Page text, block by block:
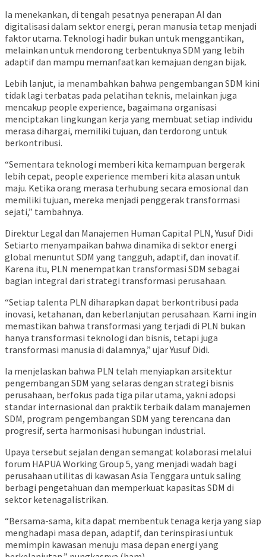
Ia menekankan, di tengah pesatnya penerapan AI dan
digitalisasi dalam sektor energi, peran manusia tetap menjadi
faktor utama. Teknologi hadir bukan untuk menggantikan,
melainkan untuk mendorong terbentuknya SDM yang lebih
adaptif dan mampu memanfaatkan kemajuan dengan bijak.
Lebih lanjut, ia menambahkan bahwa pengembangan SDM kini
tidak lagi terbatas pada pelatihan teknis, melainkan juga
mencakup people experience, bagaimana organisasi
menciptakan lingkungan kerja yang membuat setiap individu
merasa dihargai, memiliki tujuan, dan terdorong untuk
berkontribusi.
“Sementara teknologi memberi kita kemampuan bergerak
lebih cepat, people experience memberi kita alasan untuk
maju. Ketika orang merasa terhubung secara emosional dan
memiliki tujuan, mereka menjadi penggerak transformasi
sejati,” tambahnya.
Direktur Legal dan Manajemen Human Capital PLN, Yusuf Didi
Setiarto menyampaikan bahwa dinamika di sektor energi
global menuntut SDM yang tangguh, adaptif, dan inovatif.
Karena itu, PLN menempatkan transformasi SDM sebagai
bagian integral dari strategi transformasi perusahaan.
“Setiap talenta PLN diharapkan dapat berkontribusi pada
inovasi, ketahanan, dan keberlanjutan perusahaan. Kami ingin
memastikan bahwa transformasi yang terjadi di PLN bukan
hanya transformasi teknologi dan bisnis, tetapi juga
transformasi manusia di dalamnya,” ujar Yusuf Didi.
Ia menjelaskan bahwa PLN telah menyiapkan arsitektur
pengembangan SDM yang selaras dengan strategi bisnis
perusahaan, berfokus pada tiga pilar utama, yakni adopsi
standar internasional dan praktik terbaik dalam manajemen
SDM, program pengembangan SDM yang terencana dan
progresif, serta harmonisasi hubungan industrial.
Upaya tersebut sejalan dengan semangat kolaborasi melalui
forum HAPUA Working Group 5, yang menjadi wadah bagi
perusahaan utilitas di kawasan Asia Tenggara untuk saling
berbagi pengetahuan dan memperkuat kapasitas SDM di
sektor ketenagalistrikan.
“Bersama-sama, kita dapat membentuk tenaga kerja yang siap
menghadapi masa depan, adaptif, dan terinspirasi untuk
memimpin kawasan menuju masa depan energi yang